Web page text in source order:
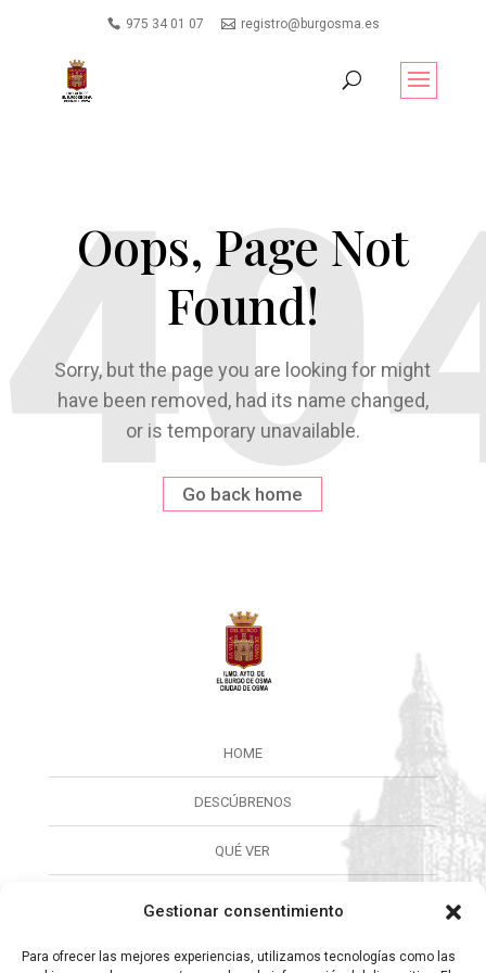
Gestionar consentimiento
Para ofrecer las mejores experiencias, utilizamos tecnologías como las
975 34 01 07 registro@burgosma.es
Oops, Page Not
Found!
Sorry, but the page you are looking for might
have been removed, had its name changed,
or is temporary unavailable.
Go back home
HOME
DESCÚBRENOS
QUÉ VER
CALENDARIO